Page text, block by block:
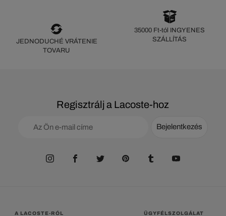
JEDNODUCHÉ VRÁTENIE
TOVARU
35000 Ft-tól INGYENES
SZÁLLÍTÁS
Regisztrálj a Lacoste-hoz
Bejelentkezés
A LACOSTE-RÓL ÜGYFÉLSZOLGÁLAT